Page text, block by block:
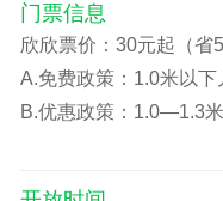
门票信息
欣欣票价：30元起（省5
A.免费政策：1.0米以下
B.优惠政策：1.0—1.3